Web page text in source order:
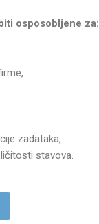
osposobljene za:
zadataka,
stavova.